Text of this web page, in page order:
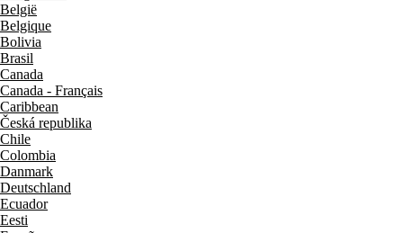
België
Belgique
Bolivia
Brasil
Canada
Canada - Français
Caribbean
Česká republika
Chile
Colombia
Danmark
Deutschland
Ecuador
Eesti